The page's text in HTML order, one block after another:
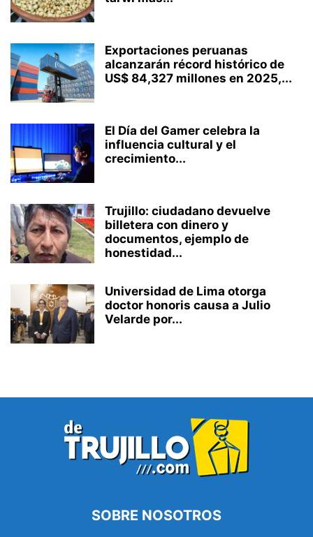
Exportaciones peruanas
alcanzarán récord histórico de
US$ 84,327 millones en 2025,...
El Día del Gamer celebra la
influencia cultural y el
crecimiento...
Trujillo: ciudadano devuelve
billetera con dinero y
documentos, ejemplo de
honestidad...
Universidad de Lima otorga
doctor honoris causa a Julio
Velarde por...
SOBRE NOSOTROS